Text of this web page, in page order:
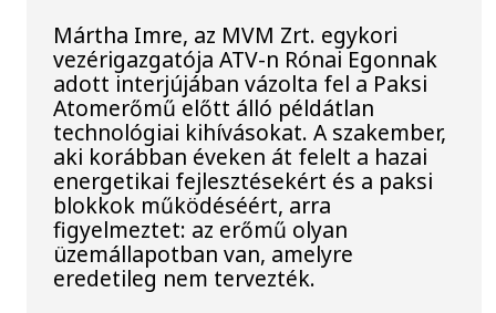
Mártha Imre, az MVM Zrt. egykori
vezérigazgatója ATV-n Rónai Egonnak
adott interjújában vázolta fel a Paksi
Atomerőmű előtt álló példátlan
technológiai kihívásokat. A szakember,
aki korábban éveken át felelt a hazai
energetikai fejlesztésekért és a paksi
blokkok működéséért, arra
figyelmeztet: az erőmű olyan
üzemállapotban van, amelyre
eredetileg nem tervezték.